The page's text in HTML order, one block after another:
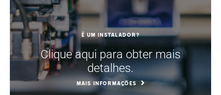
É um instalador?
Clique aqui para obter mais
detalhes.
MAIS INFORMAÇÕES